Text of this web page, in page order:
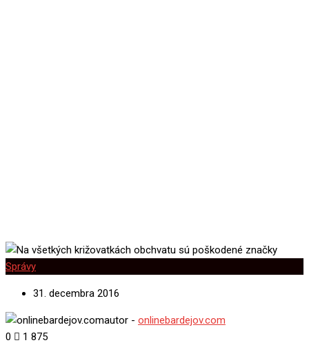
Správy
31. decembra 2016
autor - onlinebardejov.com
0
1 875